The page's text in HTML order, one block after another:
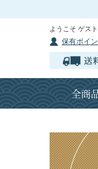
ようこそ ゲス
保有ポイ
全商